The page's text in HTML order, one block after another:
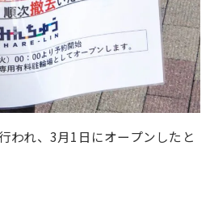
われ、3月1日にオープンしたと